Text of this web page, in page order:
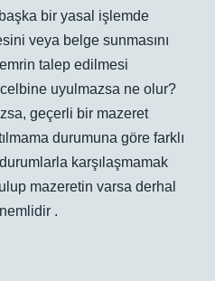
bir yasal işlemde
veya belge sunmasını
talep edilmesi
uyulmazsa ne olur?
geçerli bir mazeret
durumuna göre farklı
karşılaşmamak
mazeretin varsa derhal
.